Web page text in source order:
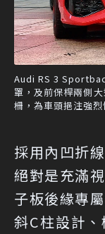
Audi RS 3
罩，及前保桿兩側
柵，為車頭挹注強
採用內凹折
絕對是充滿
子板後緣專
斜C柱設計